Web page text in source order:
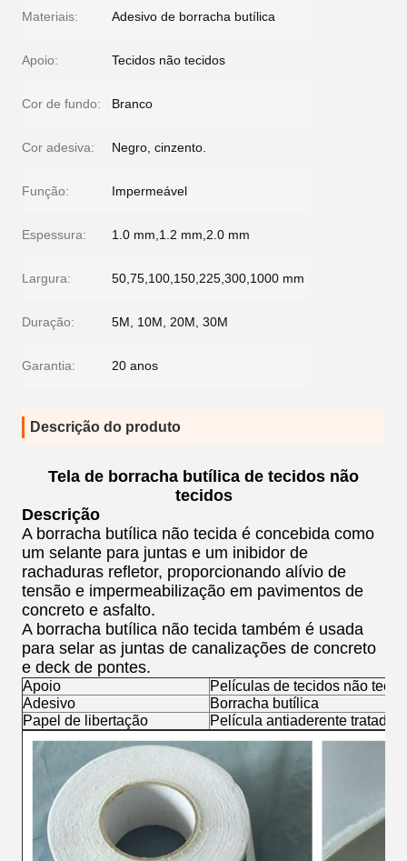
Materiais: Adesivo de borracha butílica
Apoio: Tecidos não tecidos
Cor de fundo: Branco
Cor adesiva: Negro, cinzento.
Função: Impermeável
Espessura: 1.0 mm,1.2 mm,2.0 mm
Largura: 50,75,100,150,225,300,1000 mm
Duração: 5M, 10M, 20M, 30M
Garantia: 20 anos
Descrição do produto
Tela de borracha butílica de tecidos não
tecidos
Descrição
A borracha butílica não tecida é concebida como
um selante para juntas e um inibidor de
rachaduras refletor, proporcionando alívio de
tensão e impermeabilização em pavimentos de
concreto e asfalto.
A borracha butílica não tecida também é usada
para selar as juntas de canalizações de concreto
e deck de pontes.
Apoio
Películas de tecidos não
Adesivo
Borracha butílica
Papel de libertação
Película antiaderente tratada